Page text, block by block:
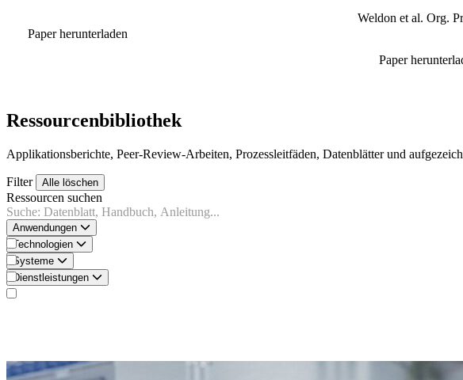
Paper herunterladen
Weldon et al. Org.
Paper
Ressourcenbibliothek
Applikationsberichte, Peer-Review-Arbeiten, Prozessleitfäden, Datenblätter und
Filter Alle löschen
Ressourcen suchen
Anwendungen
Technologien
Systeme
Dienstleistungen